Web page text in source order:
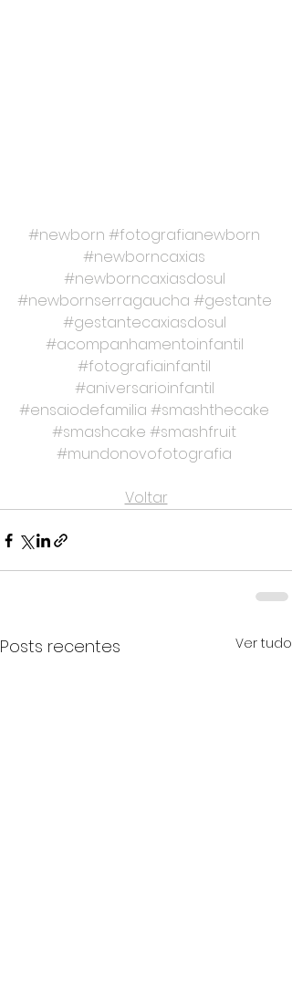
#newborn #fotografianewborn
#newborncaxias
#newborncaxiasdosul
#newbornserragaucha #gestante
#gestantecaxiasdosul
#acompanhamentoinfantil
#fotografiainfantil
#aniversarioinfantil
#ensaiodefamilia #smashthecake
#smashcake #smashfruit
#mundonovofotografia
Voltar
Posts recentes Ver tudo